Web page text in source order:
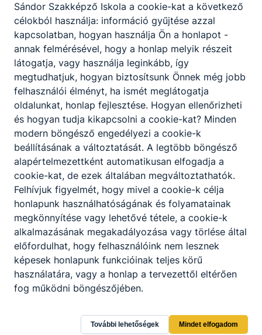
Sándor Szakképző Iskola a cookie-kat a következő
célokból használja: információ gyűjtése azzal
kapcsolatban, hogyan használja Ön a honlapot -
annak felmérésével, hogy a honlap melyik részeit
látogatja, vagy használja leginkább, így
megtudhatjuk, hogyan biztosítsunk Önnek még jobb
felhasználói élményt, ha ismét meglátogatja
oldalunkat, honlap fejlesztése. Hogyan ellenőrizheti
és hogyan tudja kikapcsolni a cookie-kat? Minden
modern böngésző engedélyezi a cookie-k
beállításának a változtatását. A legtöbb böngésző
alapértelmezettként automatikusan elfogadja a
cookie-kat, de ezek általában megváltoztathatók.
Felhívjuk figyelmét, hogy mivel a cookie-k célja
honlapunk használhatóságának és folyamatainak
megkönnyítése vagy lehetővé tétele, a cookie-k
alkalmazásának megakadályozása vagy törlése által
előfordulhat, hogy felhasználóink nem lesznek
képesek honlapunk funkcióinak teljes körű
használatára, vagy a honlap a tervezettől eltérően
fog működni böngészőjében.
További lehetőségek Mindet elfogadom